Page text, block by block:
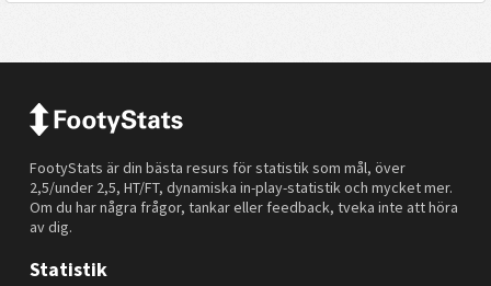
FootyStats är din bästa resurs för statistik som mål, över
2,5/under 2,5, HT/FT, dynamiska in-play-statistik och mycket mer.
Om du har några frågor, tankar eller feedback, tveka inte att höra
av dig.
Statistik